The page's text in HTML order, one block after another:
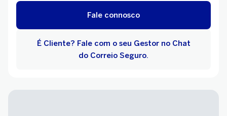
Fale connosco
É Cliente? Fale com o seu Gestor no Chat
do Correio Seguro.